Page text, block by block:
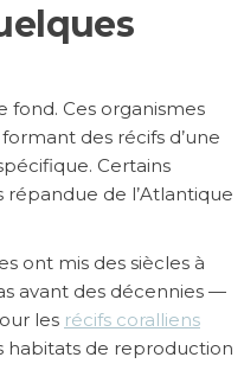
fond. Ces organismes
des récifs d’une
Certains
répandue de l’Atlantique
ont mis des siècles à
avant des décennies —
les récifs coralliens
habitats de reproduction